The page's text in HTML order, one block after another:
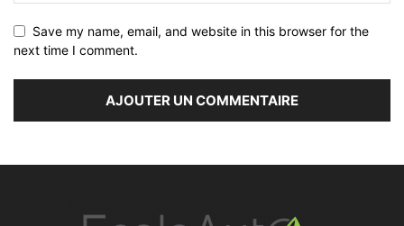
Save my name, email, and website in this browser for the
next time I comment.